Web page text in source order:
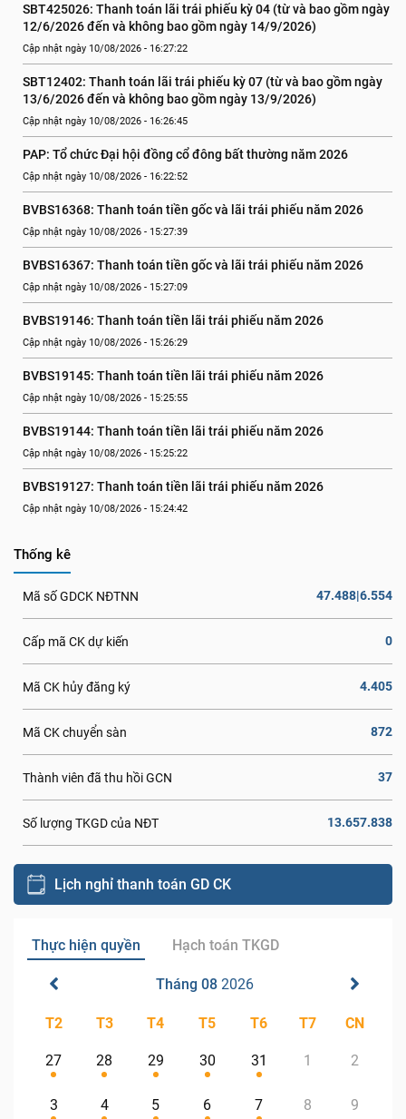
SBT425026: Thanh toán lãi trái phiếu kỳ 04 (từ và bao gồm ngày
12/6/2026 đến và không bao gồm ngày 14/9/2026)
Cập nhật ngày 10/08/2026 - 16:27:22
SBT12402: Thanh toán lãi trái phiếu kỳ 07 (từ và bao gồm ngày
13/6/2026 đến và không bao gồm ngày 13/9/2026)
Cập nhật ngày 10/08/2026 - 16:26:45
PAP: Tổ chức Đại hội đồng cổ đông bất thường năm 2026
Cập nhật ngày 10/08/2026 - 16:22:52
BVBS16368: Thanh toán tiền gốc và lãi trái phiếu năm 2026
Cập nhật ngày 10/08/2026 - 15:27:39
BVBS16367: Thanh toán tiền gốc và lãi trái phiếu năm 2026
Cập nhật ngày 10/08/2026 - 15:27:09
BVBS19146: Thanh toán tiền lãi trái phiếu năm 2026
Cập nhật ngày 10/08/2026 - 15:26:29
BVBS19145: Thanh toán tiền lãi trái phiếu năm 2026
Cập nhật ngày 10/08/2026 - 15:25:55
BVBS19144: Thanh toán tiền lãi trái phiếu năm 2026
Cập nhật ngày 10/08/2026 - 15:25:22
BVBS19127: Thanh toán tiền lãi trái phiếu năm 2026
Cập nhật ngày 10/08/2026 - 15:24:42
Thống kê
Mã số GDCK NĐTNN 47.488|6.554
Cấp mã CK dự kiến 0
Mã CK hủy đăng ký 4.405
Mã CK chuyển sàn 872
Thành viên đã thu hồi GCN 37
Số lượng TKGD của NĐT 13.657.838
Lịch nghỉ thanh toán GD CK
Thực hiện quyền Hạch toán TKGD
Tháng 08 2026
T2 T3 T4 T5 T6 T7 CN
27 28 29 30 31 1 2
3 4 5 6 7 8 9